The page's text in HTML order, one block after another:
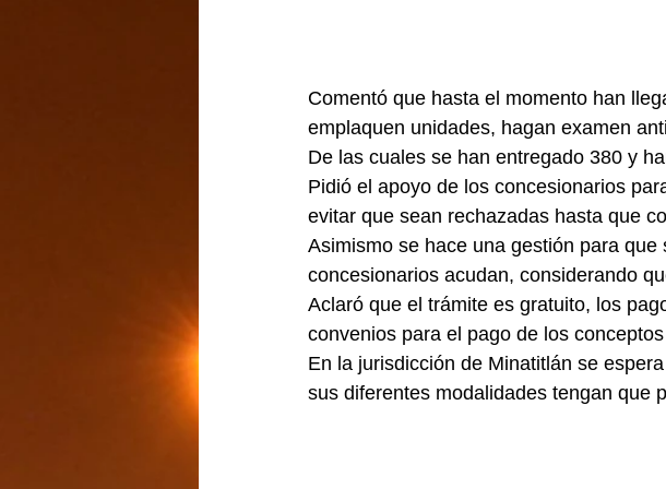
Comentó que hasta el momento han
emplaquen unidades, hagan examen
De las cuales se han entregado 380 y
Pidió el apoyo de los concesionarios
evitar que sean rechazadas hasta que
Asimismo se hace una gestión para
concesionarios acudan, considerando
Aclaró que el trámite es gratuito, los
convenios para el pago de los
En la jurisdicción de Minatitlán se
sus diferentes modalidades tengan que